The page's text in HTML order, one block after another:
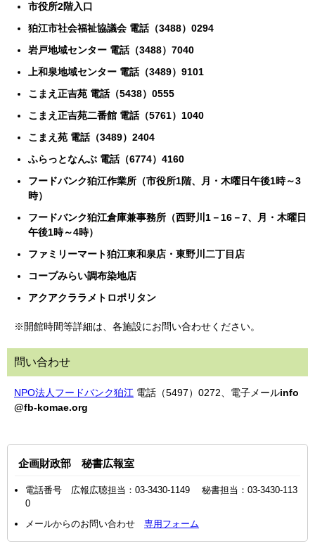
市役所2階入口
狛江市社会福祉協議会 電話（3488）0294
岩戸地域センター 電話（3488）7040
上和泉地域センター 電話（3489）9101
こまえ正吉苑 電話（5438）0555
こまえ正吉苑二番館 電話（5761）1040
こまえ苑 電話（3489）2404
ふらっとなんぶ 電話（6774）4160
フードバンク狛江作業所（市役所1階、月・木曜日午後1時～3
時）
フードバンク狛江倉庫兼事務所（西野川1－16－7、月・木曜日
午後1時～4時）
ファミリーマート狛江東和泉店・東野川二丁目店
コープみらい調布染地店
アクアクララメトロポリタン
※開館時間等詳細は、各施設にお問い合わせください。
問い合わせ
NPO法人フードバンク狛江 電話（5497）0272、電子メールinfo
@fb-komae.org
企画財政部 秘書広報室
電話番号 広報広聴担当：03-3430-1149 秘書担当：03-3430-113
0
メールからのお問い合わせ 専用フォーム